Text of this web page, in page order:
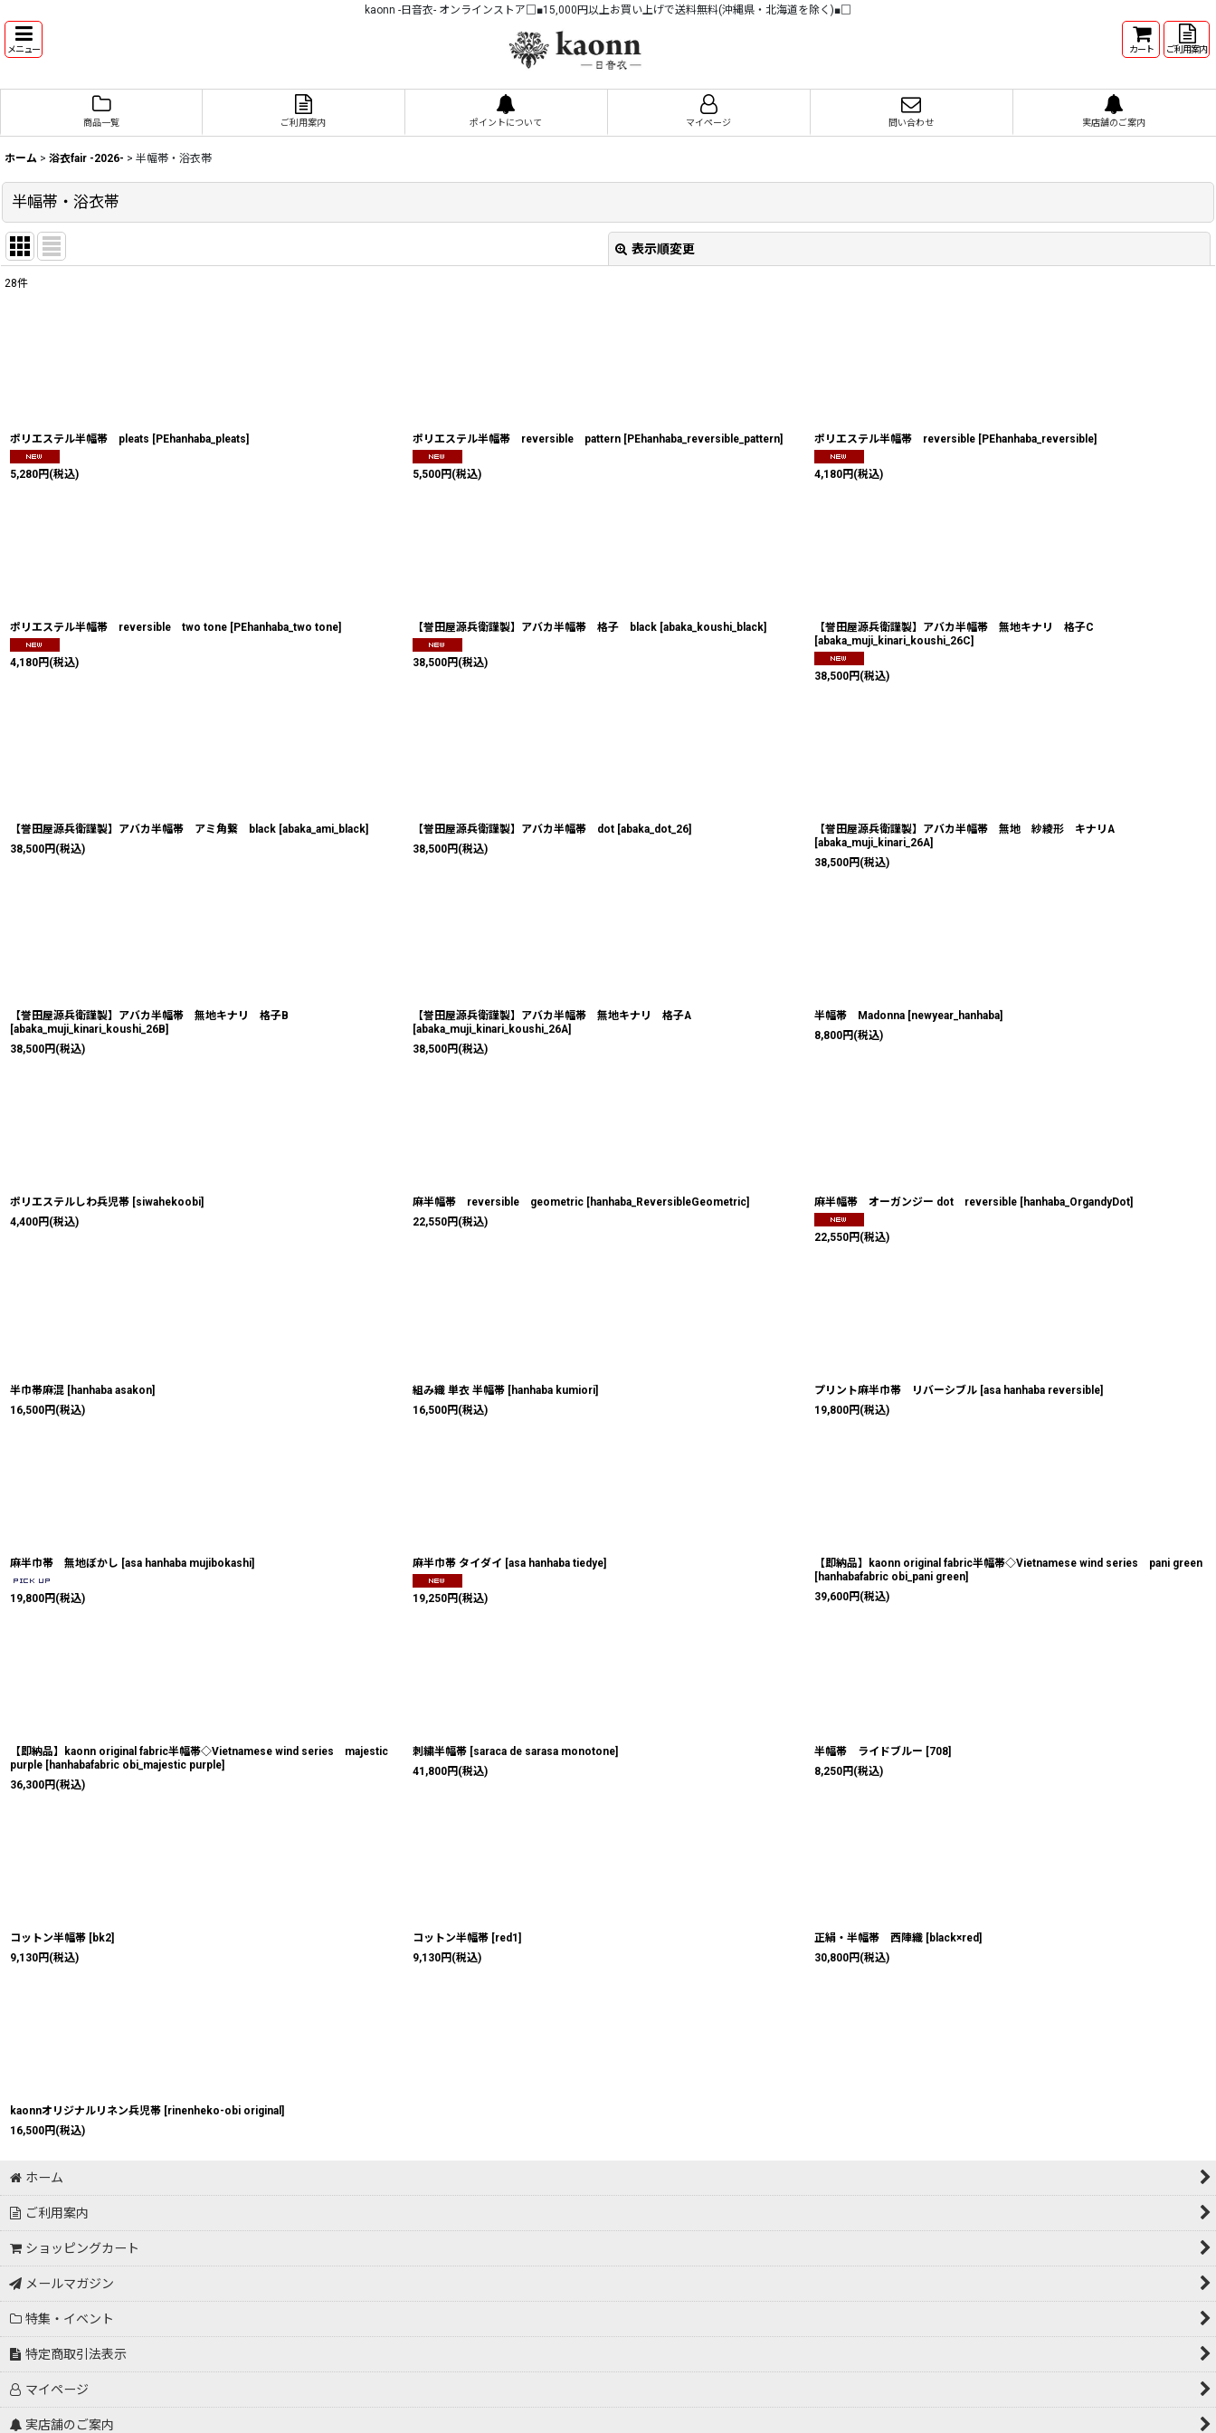
kaonn -日音衣- オンラインストア□■15,000円以上お買い上げで送料無料(沖縄県・北海道を除く)■□
メニュー カート ご利用案内
商品一覧 ご利用案内 ポイントについて マイページ 問い合わせ 実店舗のご案内
ホーム > 浴衣fair -2026- > 半幅帯・浴衣帯
半幅帯・浴衣帯
表示順変更
28件
ポリエステル半幅帯 pleats [PEhanhaba_pleats]
5,280円 (税込)
ポリエステル半幅帯 reversible pattern [PEhanhaba_reversible_pattern]
5,500円 (税込)
ポリエステル半幅帯 reversible [PEhanhaba_reversible]
4,180円 (税込)
ポリエステル半幅帯 reversible two tone [PEhanhaba_two tone]
4,180円 (税込)
【誉田屋源兵衛謹製】アバカ半幅帯 格子 black [abaka_koushi_black]
38,500円 (税込)
【誉田屋源兵衛謹製】アバカ半幅帯 無地キナリ 格子C
[abaka_muji_kinari_koushi_26C]
38,500円 (税込)
【誉田屋源兵衛謹製】アバカ半幅帯 アミ角繋 black [abaka_ami_black]
38,500円 (税込)
【誉田屋源兵衛謹製】アバカ半幅帯 dot [abaka_dot_26]
38,500円 (税込)
【誉田屋源兵衛謹製】アバカ半幅帯 無地 紗綾形 キナリA
[abaka_muji_kinari_26A]
38,500円 (税込)
【誉田屋源兵衛謹製】アバカ半幅帯 無地キナリ 格子B
[abaka_muji_kinari_koushi_26B]
38,500円 (税込)
【誉田屋源兵衛謹製】アバカ半幅帯 無地キナリ 格子A
[abaka_muji_kinari_koushi_26A]
38,500円 (税込)
半幅帯 Madonna [newyear_hanhaba]
8,800円 (税込)
ポリエステルしわ兵児帯 [siwahekoobi]
4,400円 (税込)
麻半幅帯 reversible geometric [hanhaba_ReversibleGeometric]
22,550円 (税込)
麻半幅帯 オーガンジー dot reversible [hanhaba_OrgandyDot]
22,550円 (税込)
半巾帯麻混 [hanhaba asakon]
16,500円 (税込)
組み織 単衣 半幅帯 [hanhaba kumiori]
16,500円 (税込)
プリント麻半巾帯 リバーシブル [asa hanhaba reversible]
19,800円 (税込)
麻半巾帯 無地ぼかし [asa hanhaba mujibokashi]
19,800円 (税込)
麻半巾帯 タイダイ [asa hanhaba tiedye]
19,250円 (税込)
【即納品】kaonn original fabric半幅帯◇Vietnamese wind series pani green
[hanhabafabric obi_pani green]
39,600円 (税込)
【即納品】kaonn original fabric半幅帯◇Vietnamese wind series majestic
purple [hanhabafabric obi_majestic purple]
36,300円 (税込)
刺繍半幅帯 [saraca de sarasa monotone]
41,800円 (税込)
半幅帯 ライドブルー [708]
8,250円 (税込)
コットン半幅帯 [bk2]
9,130円 (税込)
コットン半幅帯 [red1]
9,130円 (税込)
正絹・半幅帯 西陣織 [black×red]
30,800円 (税込)
kaonnオリジナルリネン兵児帯 [rinenheko-obi original ]
16,500円 (税込)
ホーム
ご利用案内
ショッピングカート
メールマガジン
特集・イベント
特定商取引法表示
マイページ
実店舗のご案内